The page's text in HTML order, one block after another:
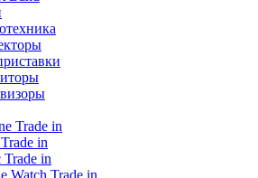
Trade in
in
Trade in